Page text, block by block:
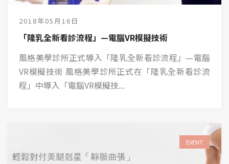
2018年05月16日
「隆乳全新看診流程」—電腦VR模擬技術
風格美學診所正式導入「隆乳全新看診流程」—電腦
VR模擬技術 風格美學診所正式在「隆乳全新看診流
程」中導入「電腦VR模擬技...
EVENT